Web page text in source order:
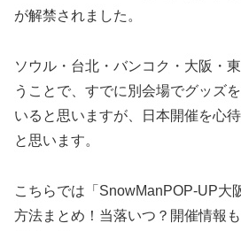
が解禁されました。
ソウル・台北・バンコク・大阪・
うことで、すでに別会場でグッズ
いると思いますが、日本開催を心
と思います。
こちらでは「SnowManPOP-UP大
方法まとめ！当落いつ？開催情報